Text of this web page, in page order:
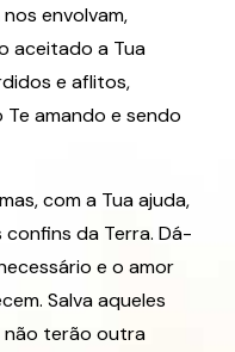
envolvam,
aceitado a Tua
e aflitos,
amando e sendo
com a Tua ajuda,
da Terra. Dá-
e o amor
Salva aqueles
não terão outra